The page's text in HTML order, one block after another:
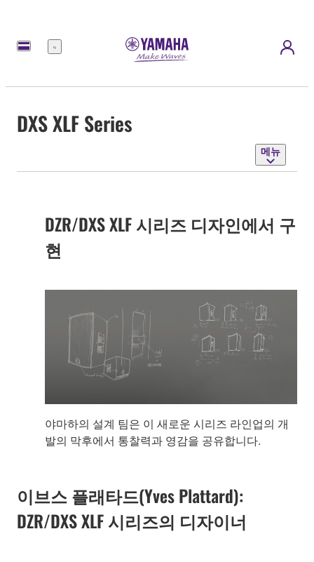
메
DXS XLF Series
메뉴
DZR/DXS XLF 시리즈 디자인에서 구
현
야마하의 설계 팀은 이 새로운 시리즈 라인업의 개
발의 막후에서 통찰력과 영감을 공유합니다.
이브스 플래타드(Yves Plattard):
DZR/DXS XLF 시리즈의 디자이너